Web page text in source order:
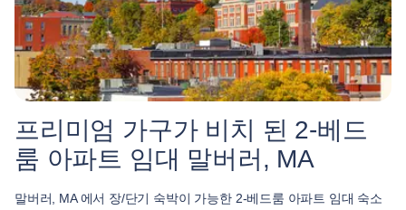
프리미엄 가구가 비치 된 2-베드
룸 아파트 임대 말버러, MA
말버러, MA 에서 장/단기 숙박이 가능한 2-베드룸 아파트 임대 숙소